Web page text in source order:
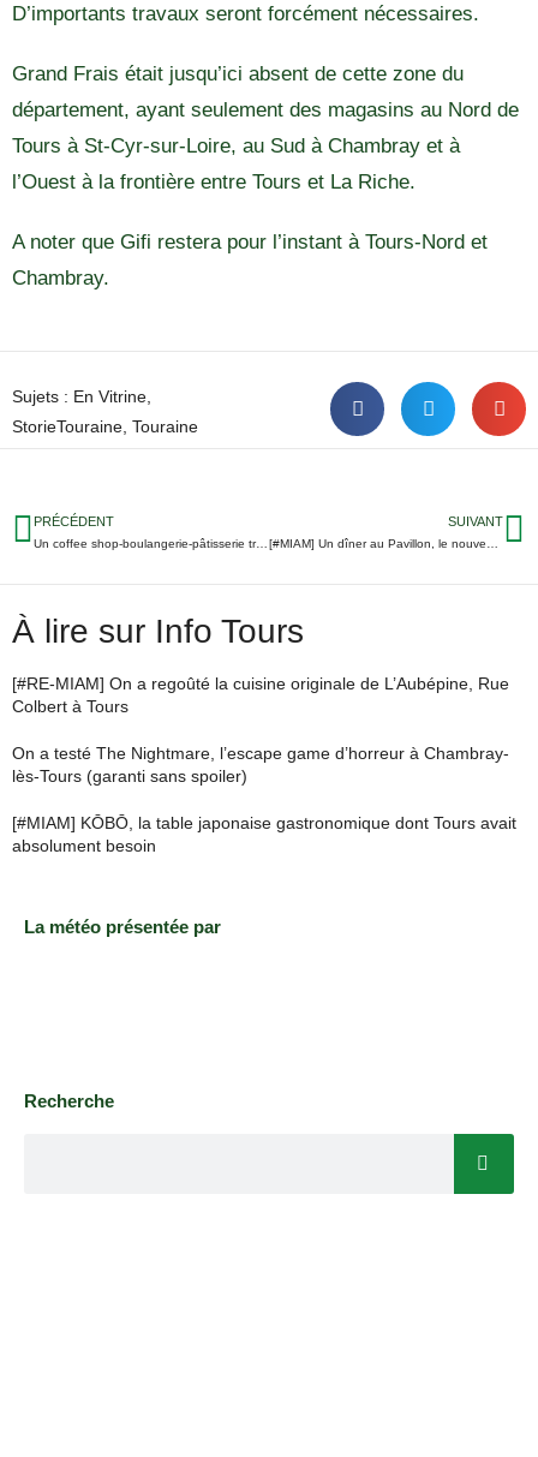
D’importants travaux seront forcément nécessaires.
Grand Frais était jusqu’ici absent de cette zone du
département, ayant seulement des magasins au Nord de
Tours à St-Cyr-sur-Loire, au Sud à Chambray et à
l’Ouest à la frontière entre Tours et La Riche.
A noter que Gifi restera pour l’instant à Tours-Nord et
Chambray.
Sujets : En Vitrine
StorieTouraine Touraine
PRÉCÉDENT
Un coffee shop-boulangerie-pâtisserie très tendance s’implante à Chambray-lès-Tours
SUIVANT
À lire sur Info Tours
[#RE-MIAM] On a regoûté la cuisine originale de L’Aubépine, Rue
Colbert à Tours
On a testé The Nightmare, l’escape game d’horreur à Chambray-
lès-Tours (garanti sans spoiler)
[#MIAM] KŌBŌ, la table japonaise gastronomique dont Tours avait
absolument besoin
La météo présentée par
Recherche